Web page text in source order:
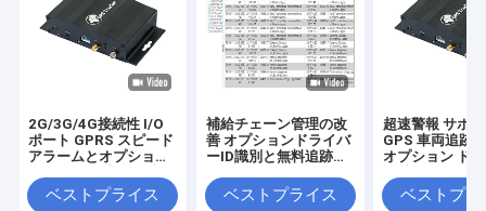
2G/3G/4G接続性 I/O
ポート GPRS スピード
アラームとオプション
ベストプライス
補給チェーン管理の改
善 オプションドライバ
ーID識別と無料追跡ソ
ッカー
ベストプライス
超速警報 サポ
GPS 車両追跡 SOS と
オプション ド
ベストプラ